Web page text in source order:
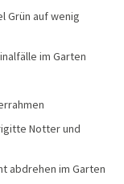
Grün auf wenig
im Garten
Notter und
abdrehen im Garten